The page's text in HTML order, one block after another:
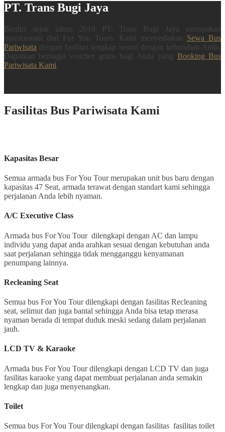
PT. Trans Bugi Jaya
Berdiri sejak tahun 2010 PT. Trans Bugi Jaya merupakan
transformasi dari For You Tours. Kami menyediakan Sewa Bus
Pariwisata dengan fasilitas lengkap sesuai dengan kebutuhan Anda.
Dapatkan berbagai voucher gratis bagi Anda yang Booking Bus
Pariwisata Kami
Fasilitas Bus Pariwisata Kami
Kapasitas Besar
Semua armada bus For You Tour merupakan unit bus baru dengan
kapasitas 47 Seat, armada terawat dengan standart kami sehingga
perjalanan Anda lebih nyaman.
A/C Executive Class
Armada bus For You Tour dilengkapi dengan AC dan lampu
individu yang dapat anda arahkan sesuai dengan kebutuhan anda
saat perjalanan sehingga tidak mengganggu kenyamanan
penumpang lainnya.
Recleaning Seat
Semua bus For You Tour dilengkapi dengan fasilitas Recleaning
seat, selimut dan juga bantal sehingga Anda bisa tetap merasa
nyaman berada di tempat duduk meski sedang dalam perjalanan
jauh.
LCD TV & Karaoke
Armada bus For You Tour dilengkapi dengan LCD TV dan juga
fasilitas karaoke yang dapat membuat perjalanan anda semakin
lengkap dan juga menyenangkan.
Toilet
Semua bus For You Tour dilengkapi dengan fasilitas fasilitas toilet